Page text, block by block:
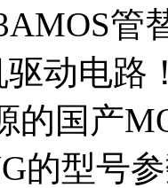
管
动电路
的国产
的型号